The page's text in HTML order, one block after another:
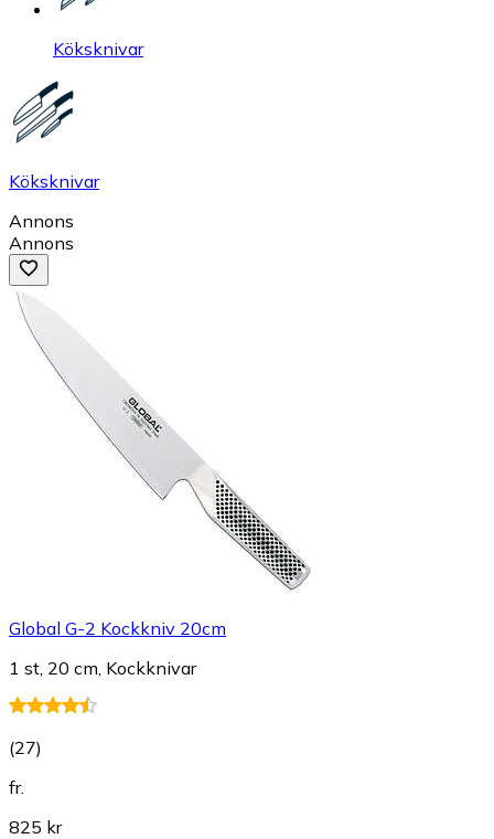
Köksknivar
Köksknivar
Annons
Annons
Global G-2 Kockkniv 20cm
1 st, 20 cm, Kockknivar
(27)
fr.
825 kr